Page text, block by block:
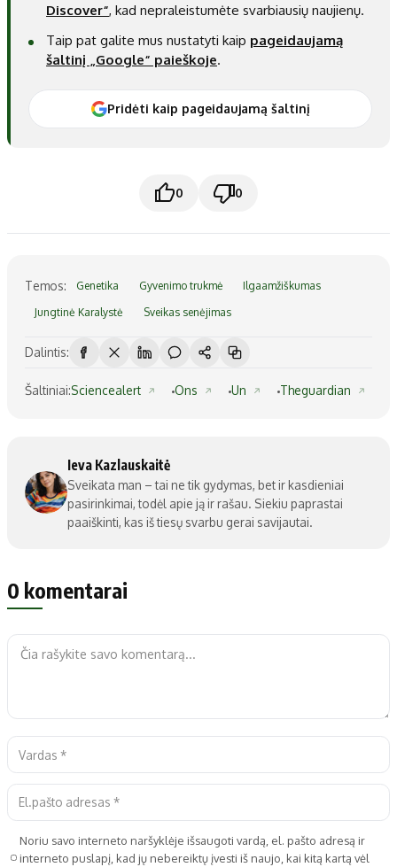
Discover“, kad nepraleistumėte svarbiausių naujienų.
Taip pat galite mus nustatyti kaip pageidaujamą
šaltinį „Google“ paieškoje.
Pridėti kaip pageidaujamą šaltinį
0 0
Temos: Genetika Gyvenimo trukmė Ilgaamžiškumas
Jungtinė Karalystė Sveikas senėjimas
Dalintis:
Šaltiniai:Sciencealert Ons Un Theguardian
Ieva Kazlauskaitė
Sveikata man – tai ne tik gydymas, bet ir kasdieniai
pasirinkimai, todėl apie ją ir rašau. Siekiu paprastai
paaiškinti, kas iš tiesų svarbu gerai savijautai.
0 komentarai
Noriu savo interneto naršyklėje išsaugoti vardą, el. pašto adresą ir
interneto puslapį, kad jų nebereiktų įvesti iš naujo, kai kitą kartą vėl